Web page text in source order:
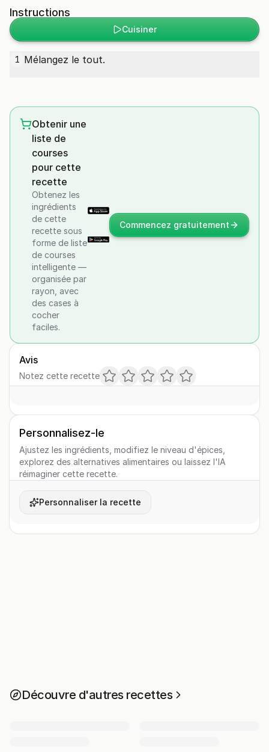
Instructions
Cuisiner
1 Mélangez le tout.
Obtenir une
liste de
courses
pour cette
recette
Obtenez les
ingrédients
de cette
recette sous
forme de liste
de courses
intelligente —
organisée par
rayon, avec
des cases à
cocher
faciles.
Commencez gratuitement
Avis
Notez cette recette
Personnalisez-le
Ajustez les ingrédients, modifiez le niveau d'épices,
explorez des alternatives alimentaires ou laissez l'IA
réimaginer cette recette.
Personnaliser la recette
Découvre d'autres recettes